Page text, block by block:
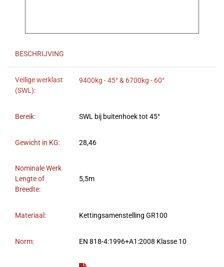
BESCHRIJVING
Veilige werklast
(SWL):
9400kg - 45° & 6700kg - 60°
Bereik: SWL bij buitenhoek tot 45°
Gewicht in KG: 28,46
Nominale Werk
Lengte of
Breedte:
5,5m
Materiaal: Kettingsamenstelling GR100
Norm: EN 818-4:1996+A1:2008 Klasse 10